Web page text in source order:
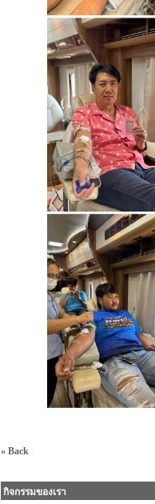
« Back
กิจกรรมของเรา